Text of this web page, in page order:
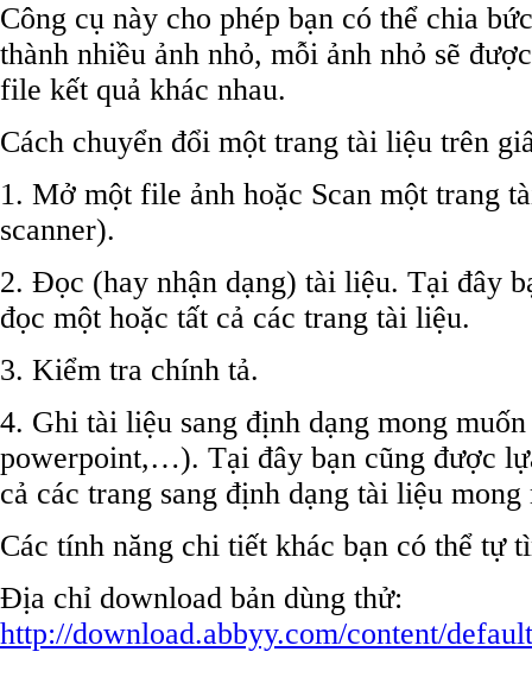
Công cụ này cho phép bạn có thể chia
thành nhiều ảnh nhỏ, mỗi ảnh nhỏ sẽ
file kết quả khác nhau.
Cách chuyển đổi một trang tài liệu trên
1. Mở một file ảnh hoặc Scan một trang
scanner).
2. Đọc (hay nhận dạng) tài liệu. Tại đây
đọc một hoặc tất cả các trang tài liệu.
3. Kiểm tra chính tả.
4. Ghi tài liệu sang định dạng mong
powerpoint,…). Tại đây bạn cũng được
cả các trang sang định dạng tài liệu mong
Các tính năng chi tiết khác bạn có thể tự
Địa chỉ download bản dùng thử:
http://download.abbyy.com/content/